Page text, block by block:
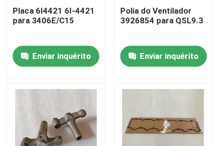
Início
Vídeos
Placa 6I4421 6I-4421
para 3406E/C15
Enviar inquérito
Polia do Ventilador
3926854 para QSL9.3
Enviar inquérito